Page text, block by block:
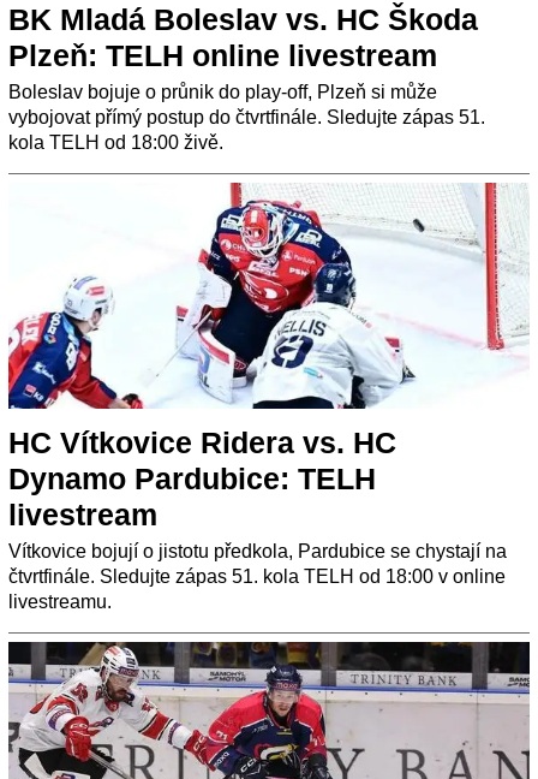
BK Mladá Boleslav vs. HC Škoda
Plzeň: TELH online livestream
Boleslav bojuje o průnik do play-off, Plzeň si může
vybojovat přímý postup do čtvrtfinále. Sledujte zápas 51.
kola TELH od 18:00 živě.
HC Vítkovice Ridera vs. HC
Dynamo Pardubice: TELH
livestream
Vítkovice bojují o jistotu předkola, Pardubice se chystají na
čtvrtfinále. Sledujte zápas 51. kola TELH od 18:00 v online
livestreamu.